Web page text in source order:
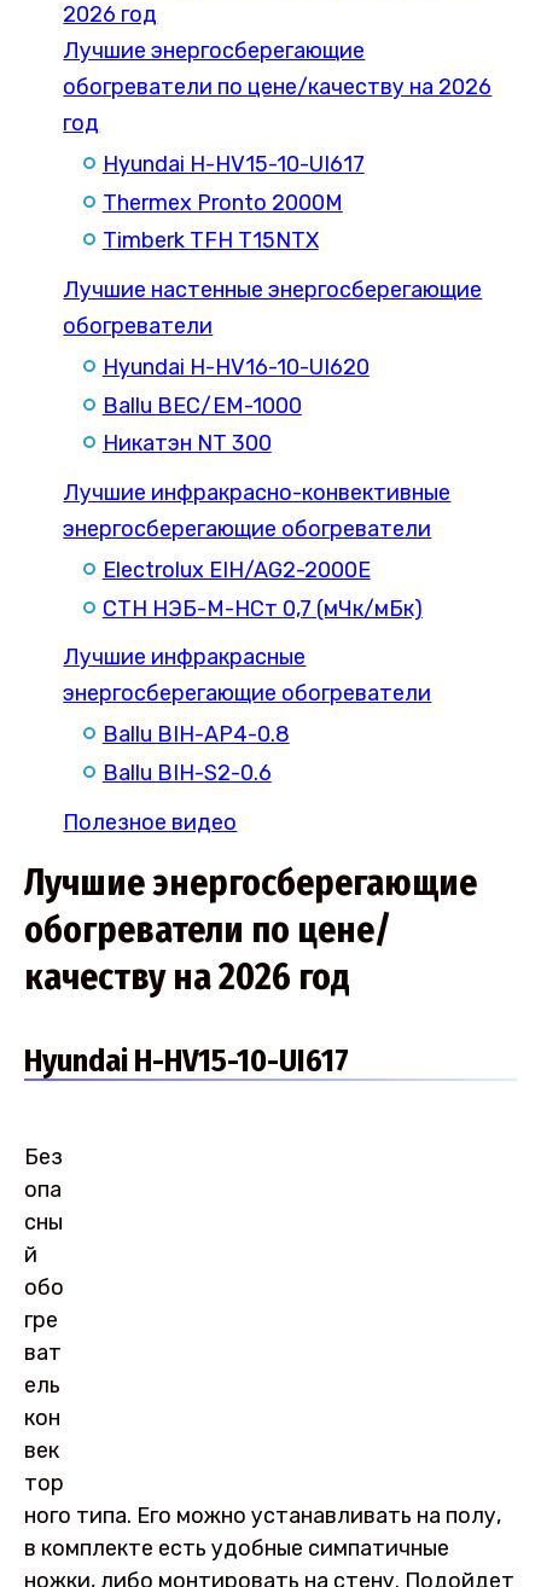
2026 год
Лучшие энергосберегающие
обогреватели по цене/качеству на 2026
год
Hyundai H-HV15-10-UI617
Thermex Pronto 2000M
Timberk TFH T15NTX
Лучшие настенные энергосберегающие
обогреватели
Hyundai H-HV16-10-UI620
Ballu BEC/EM-1000
Никатэн NT 300
Лучшие инфракрасно-конвективные
энергосберегающие обогреватели
Electrolux EIH/AG2-2000E
СТН НЭБ-М-НСт 0,7 (мЧк/мБк)
Лучшие инфракрасные
энергосберегающие обогреватели
Ballu BIH-AP4-0.8
Ballu BIH-S2-0.6
Полезное видео
Лучшие энергосберегающие
обогреватели по цене/
качеству на 2026 год
Hyundai H-HV15-10-UI617
Без
опа
сны
й
обо
гре
ват
ель
кон
век
тор
ного типа. Его можно устанавливать на полу,
в комплекте есть удобные симпатичные
ножки, либо монтировать на стену. Подойдет